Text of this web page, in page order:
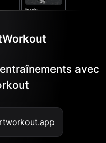
avec